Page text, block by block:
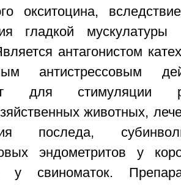
окситоцина,
гладкой
антагонистом
антистрессовым
для
животных,
последа,
эндометритов у
у свиноматок.